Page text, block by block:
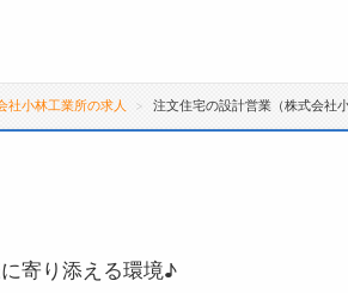
無料会員登
応募書類の書き方・面接対策な
社小林工業所の求人 注文住宅の設計営業（株式会社
寄り添える環境♪